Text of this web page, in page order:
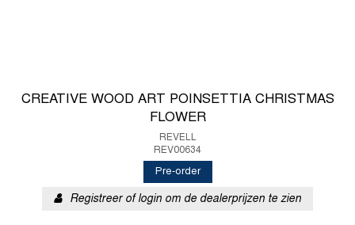
CREATIVE WOOD ART POINSETTIA CHRISTMAS
FLOWER
REVELL
REV00634
Pre-order
Registreer of login om de dealerprijzen te zien